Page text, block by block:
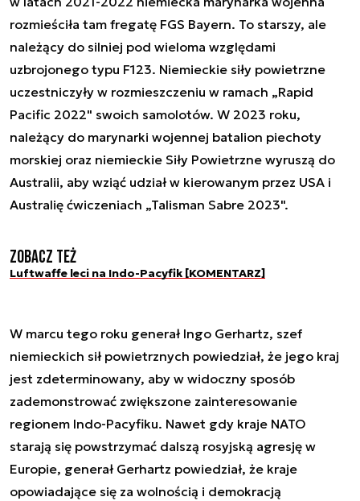
rozmieściła tam fregatę FGS Bayern. To starszy, ale
należący do silniej pod wieloma względami
uzbrojonego typu F123. Niemieckie siły powietrzne
uczestniczyły w rozmieszczeniu w ramach „Rapid
Pacific 2022" swoich samolotów. W 2023 roku,
należący do marynarki wojennej batalion piechoty
morskiej oraz niemieckie Siły Powietrzne wyruszą do
Australii, aby wziąć udział w kierowanym przez USA i
Australię ćwiczeniach „Talisman Sabre 2023".
Zobacz też
Luftwaffe leci na Indo-Pacyfik [KOMENTARZ]
W marcu tego roku generał Ingo Gerhartz, szef
niemieckich sił powietrznych powiedział, że jego kraj
jest zdeterminowany, aby w widoczny sposób
zademonstrować zwiększone zainteresowanie
regionem Indo-Pacyfiku. Nawet gdy kraje NATO
starają się powstrzymać dalszą rosyjską agresję w
Europie, generał Gerhartz powiedział, że kraje
opowiadające się za wolnością i demokracją